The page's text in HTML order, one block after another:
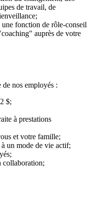
de travail, de
une fonction de rôle-conseil
auprès de votre
nos employés :
$;
à prestations
et votre famille;
un mode de vie actif;
collaboration;